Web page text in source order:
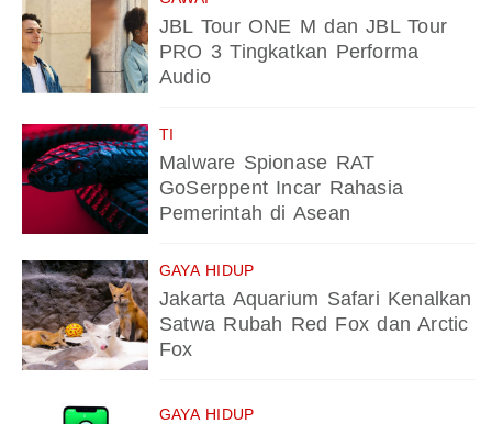
JBL Tour ONE M dan JBL Tour
PRO 3 Tingkatkan Performa
Audio
TI
Malware Spionase RAT
GoSerppent Incar Rahasia
Pemerintah di Asean
GAYA HIDUP
Jakarta Aquarium Safari Kenalkan
Satwa Rubah Red Fox dan Arctic
Fox
GAYA HIDUP